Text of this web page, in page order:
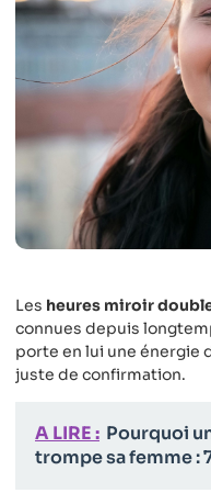
Les heures miroir
connues depuis
porte en lui une énergie
juste de confirmation.
A LIRE : Pourquoi
trompe sa femme :